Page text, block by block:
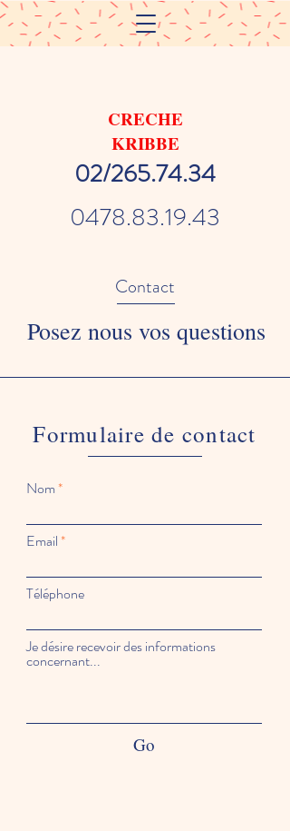
CRECHE
KRIBBE
02/265.74.34
0478.83.19.43
Posez nous vos questions
Contact
Formulaire de contact
Nom
Email
Téléphone
Je désire recevoir des informations
concernant...
Go